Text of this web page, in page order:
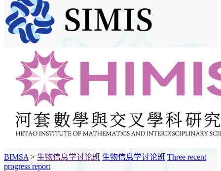
BIMSA > 生物信息学讨论班 生物信息学讨论班 Three recent
progress report